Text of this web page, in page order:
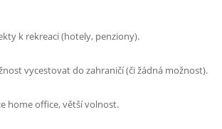
k rekreaci (hotely, penziony).
vycestovat do zahraničí (či žádná možnost).
home office, větší volnost.